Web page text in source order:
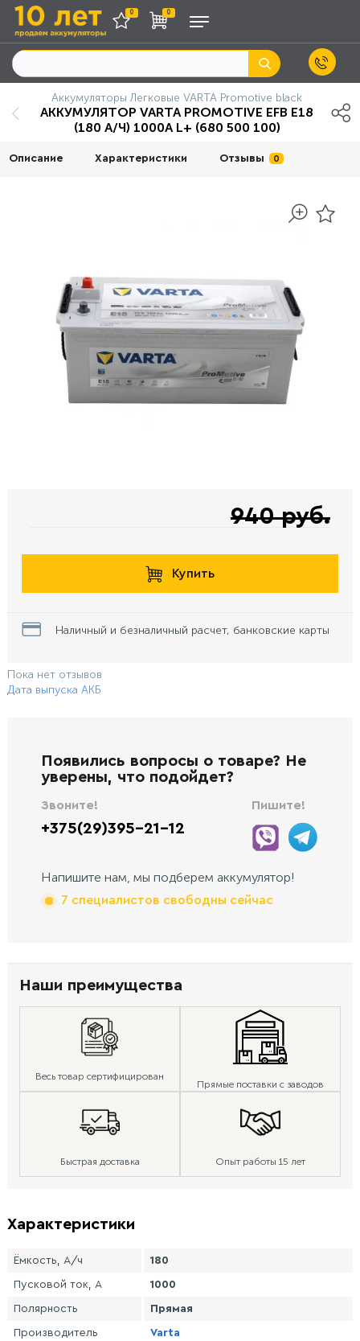
0 0
Аккумуляторы Легковые VARTA Promotive black
АККУМУЛЯТОР VARTA PROMOTIVE EFB E18
(180 А/Ч) 1000A L+ (680 500 100)
Описание Характеристики Отзывы 0
940 руб.
Купить
Наличный и безналичный расчет, банковские карты
Пока нет отзывов
Дата выпуска АКБ
Появились вопросы о товаре? Не
уверены, что подойдет?
Звоните!
+375(29)395-21-12
Пишите!
Напишите нам, мы подберем аккумулятор!
7 специалистов свободны сейчас
Наши преимущества
Весь товар сертифицирован
Прямые поставки с заводов
Быстрая доставка Опыт работы 15 лет
Характеристики
Ёмкость, А/ч 180
Пусковой ток, А 1000
Полярность Прямая
Производитель Varta